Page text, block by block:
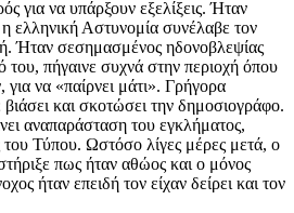
για να υπάρξουν εξελίξεις. Ήταν
ελληνική Αστυνομία συνέλαβε τον
Ήταν σεσημασμένος ηδονοβλεψίας
πήγαινε συχνά στην περιοχή όπου
να «παίρνει μάτι». Γρήγορα
και σκοτώσει την δημοσιογράφο.
αναπαράσταση του εγκλήματος,
Τύπου. Ωστόσο λίγες μέρες μετά, ο
πως ήταν αθώος και ο μόνος
ήταν επειδή τον είχαν δείρει και τον